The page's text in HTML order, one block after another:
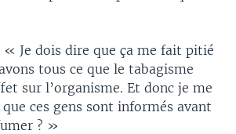
« Je dois dire que ça me fait pitié
tous ce que le tabagisme
sur l’organisme. Et donc je me
ces gens sont informés avant
? »